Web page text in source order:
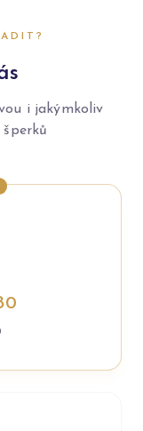
i jakýmkoliv